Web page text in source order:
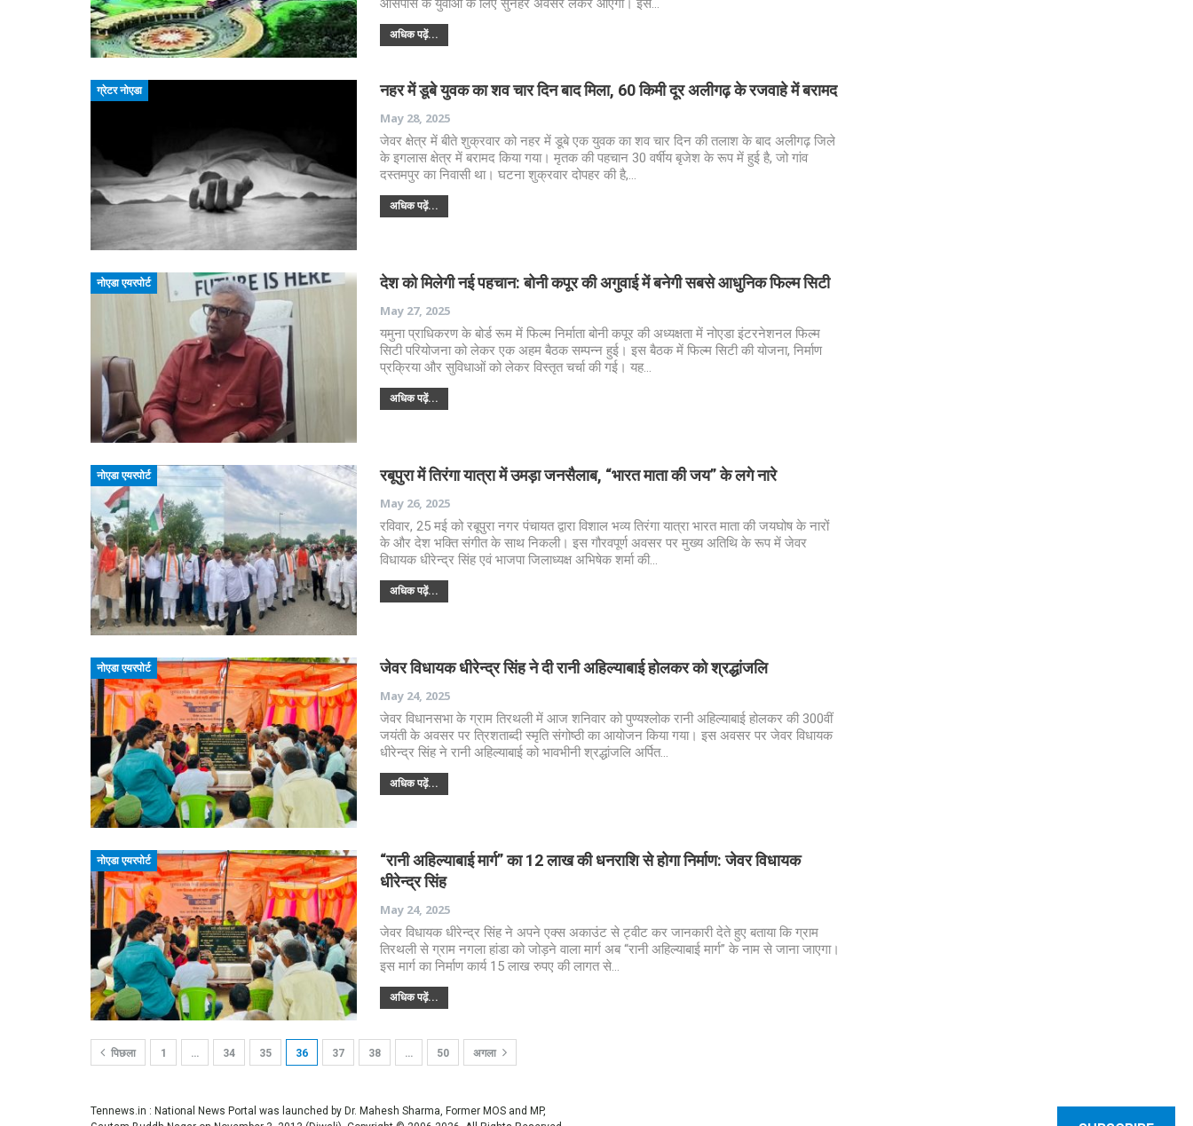
आसपास के युवाओं के लिए सुनहरे अवसर लेकर आएगा। इस…
अधिक पढ़ें...
ग्रेटर नोएडा नहर में डूबे युवक का शव चार दिन बाद मिला, 60 किमी दूर अलीगढ़ के रजवाहे में बरामद
May 28, 2025
जेवर क्षेत्र में बीते शुक्रवार को नहर में डूबे एक युवक का शव चार दिन की तलाश के बाद अलीगढ़ जिले
के इगलास क्षेत्र में बरामद किया गया। मृतक की पहचान 30 वर्षीय बृजेश के रूप में हुई है, जो गांव
दस्तमपुर का निवासी था। घटना शुक्रवार दोपहर की है,…
अधिक पढ़ें...
नोएडा एयरपोर्ट देश को मिलेगी नई पहचान: बोनी कपूर की अगुवाई में बनेगी सबसे आधुनिक फिल्म सिटी
May 27, 2025
यमुना प्राधिकरण के बोर्ड रूम में फिल्म निर्माता बोनी कपूर की अध्यक्षता में नोएडा इंटरनेशनल फिल्म
सिटी परियोजना को लेकर एक अहम बैठक सम्पन्न हुई। इस बैठक में फिल्म सिटी की योजना, निर्माण
प्रक्रिया और सुविधाओं को लेकर विस्तृत चर्चा की गई। यह…
अधिक पढ़ें...
नोएडा एयरपोर्ट रबूपुरा में तिरंगा यात्रा में उमड़ा जनसैलाब, “भारत माता की जय” के लगे नारे
May 26, 2025
रविवार, 25 मई को रबूपुरा नगर पंचायत द्वारा विशाल भव्य तिरंगा यात्रा भारत माता की जयघोष के नारों
के और देश भक्ति संगीत के साथ निकली। इस गौरवपूर्ण अवसर पर मुख्य अतिथि के रूप में जेवर
विधायक धीरेन्द्र सिंह एवं भाजपा जिलाध्यक्ष अभिषेक शर्मा की…
अधिक पढ़ें...
नोएडा एयरपोर्ट जेवर विधायक धीरेन्द्र सिंह ने दी रानी अहिल्याबाई होलकर को श्रद्धांजलि
May 24, 2025
जेवर विधानसभा के ग्राम तिरथली में आज शनिवार को पुण्यश्लोक रानी अहिल्याबाई होलकर की 300वीं
जयंती के अवसर पर त्रिशताब्दी स्मृति संगोष्ठी का आयोजन किया गया। इस अवसर पर जेवर विधायक
धीरेन्द्र सिंह ने रानी अहिल्याबाई को भावभीनी श्रद्धांजलि अर्पित…
अधिक पढ़ें...
नोएडा एयरपोर्ट
“रानी अहिल्याबाई मार्ग” का 12 लाख की धनराशि से होगा निर्माण: जेवर विधायक
धीरेन्द्र सिंह
May 24, 2025
जेवर विधायक धीरेन्द्र सिंह ने अपने एक्स अकाउंट से ट्वीट कर जानकारी देते हुए बताया कि ग्राम
तिरथली से ग्राम नगला हांडा को जोड़ने वाला मार्ग अब “रानी अहिल्याबाई मार्ग” के नाम से जाना जाएगा।
इस मार्ग का निर्माण कार्य 15 लाख रुपए की लागत से…
अधिक पढ़ें...
पिछला 1 … 34 35 36 37 38 … 50 अगला
Tennews.in : National News Portal was launched by Dr. Mahesh Sharma, Former MOS and MP,